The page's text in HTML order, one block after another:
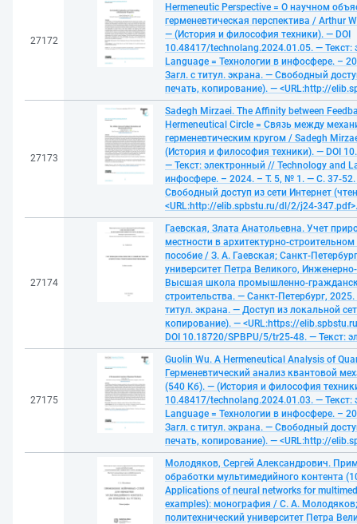
27172
Hermeneutic Perspective = О научном
герменевтическая перспектива / Arthur
— (История и философия техники). — DOI
10.48417/technolang.2024.01.05. —
Language = Технологии в инфосфере. –
Загл. с титул. экрана. — Свободный
печать, копирование). — <URL:http://
27173
Sadegh Mirzaei. The Affinity between
Hermeneutical Circle = Связь между
герменевтическим кругом / Sadegh
(История и философия техники). — DOI
— Текст: электронный // Technology and
инфосфере. – 2024. – Т. 5, № 1. — С. 37-52.
Свободный доступ из сети Интернет
<URL:http://elib.spbstu.ru/dl/2/j24-347.pdf>.
27174
Гаевская, Злата Анатольевна. Учет
местности в архитектурно-
пособие / З. А. Гаевская; Санкт-
университет Петра Великого,
Высшая школа промышленно-
строительства. — Санкт-Петербург,
титул. экрана. — Доступ из локальной
копирование). — <URL:https://
DOI 10.18720/SPBPU/5/tr25-48. — Текст:
27175
Guolin Wu. A Hermeneutical Analysis of
Герменевтический анализ квантовой
(540 Кб). — (История и философия
10.48417/technolang.2024.01.03. —
Language = Технологии в инфосфере. –
Загл. с титул. экрана. — Свободный
печать, копирование). — <URL:http://
Молодяков, Сергей Александрович.
обработки мультимедийного контента
Applications of neural networks for
examples): монография / С. А.
политехнический университет Петра